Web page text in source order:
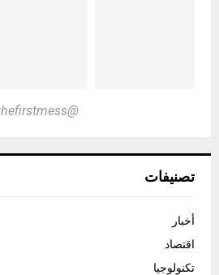
@thefirstmess
تصنيفات
أخبار
اقتصاد
تكنولوجيا